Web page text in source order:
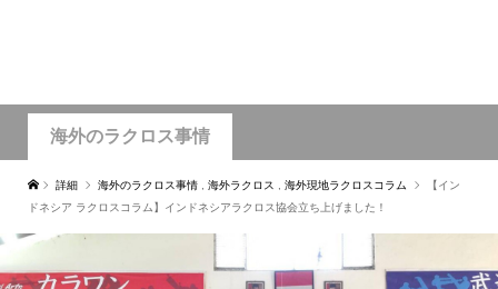
海外のラクロス事情
詳細 海外のラクロス事情 海外ラクロス 海外現地ラクロスコラム
【イン
ドネシア ラクロスコラム】インドネシアラクロス協会立ち上げました！